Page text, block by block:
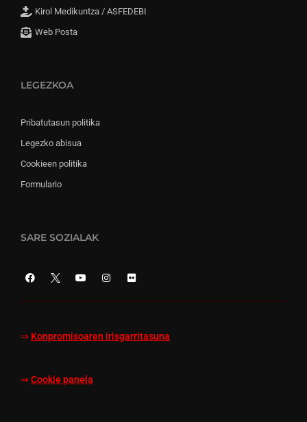
Kirol Medikuntza / ASFEDEBI
Web Posta
LEGEZKOA
Pribatutasun politika
Legezko abisua
Cookieen politika
Formulario
SARE SOZIALAK
⇒ Konpromisoaren irisgarritasuna
⇒ Cookie panela